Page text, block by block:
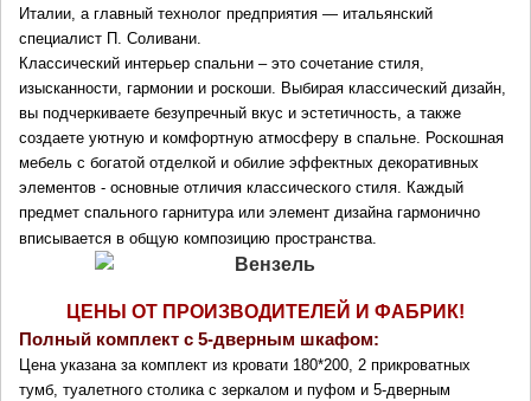
Италии, а главный технолог предприятия — итальянский
специалист П. Соливани.
Классический интерьер спальни – это сочетание стиля,
изысканности, гармонии и роскоши. Выбирая классический дизайн,
вы подчеркиваете безупречный вкус и эстетичность, а также
создаете уютную и комфортную атмосферу в спальне. Роскошная
мебель с богатой отделкой и обилие эффектных декоративных
элементов - основные отличия классического стиля. Каждый
предмет спального гарнитура или элемент дизайна гармонично
вписывается в общую композицию пространства.
ЦЕНЫ ОТ ПРОИЗВОДИТЕЛЕЙ И ФАБРИК!
Полный комплект с 5-дверным шкафом:
Цена указана за комплект из кровати 180*200, 2 прикроватных
тумб, туалетного столика с зеркалом и пуфом и 5-дверным